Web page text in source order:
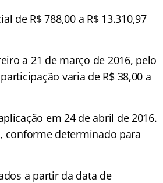
de R$ 788,00 a R$ 13.310,97
a 21 de março de 2016, pelo
varia de R$ 38,00 a
em 24 de abril de 2016.
conforme determinado para
a partir da data de